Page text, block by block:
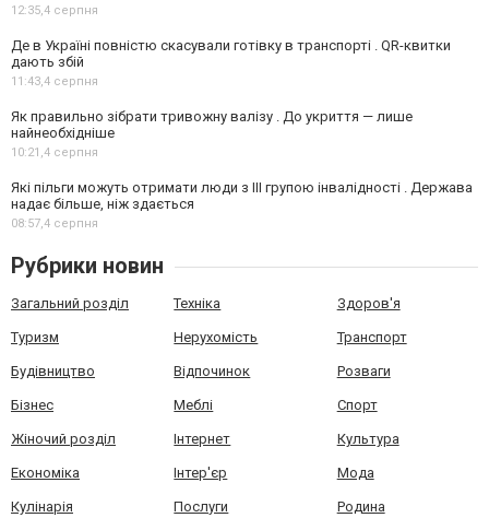
12:35,4 серпня
Де в Україні повністю скасували готівку в транспорті . QR-квитки
дають збій
11:43,4 серпня
Як правильно зібрати тривожну валізу . До укриття — лише
найнеобхідніше
10:21,4 серпня
Які пільги можуть отримати люди з III групою інвалідності . Держава
надає більше, ніж здається
08:57,4 серпня
Рубрики новин
Загальний розділ Техніка Здоров'я
Туризм Нерухомість Транспорт
Будівництво Відпочинок Розваги
Бізнес Меблі Спорт
Жіночий розділ Інтернет Культура
Економіка Інтер'єр Мода
Кулінарія Послуги Родина